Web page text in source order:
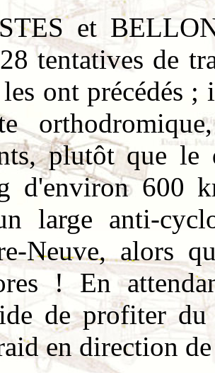
et
tentatives de
ont précédés
plutôt que le
d'environ 600
large anti-
Neuve, alors
! En
de profiter
en direction